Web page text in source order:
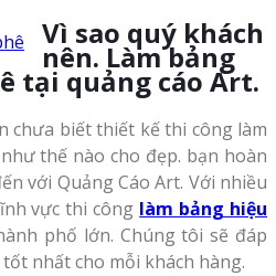
Vì sao quý khách
nên. Làm bảng
tại quảng cáo Art.
chưa biết thiết kế thi công làm
thế nào cho đẹp. bạn hoàn
với Quảng Cáo Art. Với nhiều
vực thi công làm bảng hiệu
phố lớn. Chúng tôi sẽ đáp
nhất cho mỗi khách hàng.